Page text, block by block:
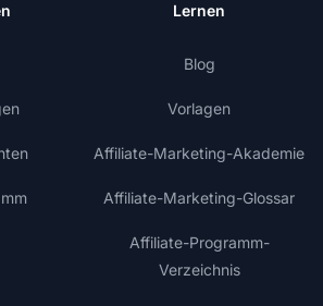
Lernen
Blog
Vorlagen
Affiliate-Marketing-Akademie
Affiliate-Marketing-Glossar
Affiliate-Programm-
Verzeichnis